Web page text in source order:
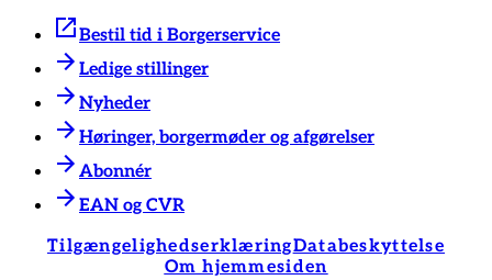
Bestil tid i Borgerservice
Ledige stillinger
Nyheder
Høringer, borgermøder og afgørelser
Abonnér
EAN og CVR
TilgængelighedserklæringDatabeskyttelse
Om hjemmesiden